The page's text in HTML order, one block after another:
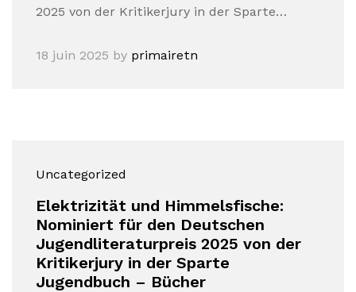
2025 von der Kritikerjury in der Sparte…
18 juin 2025 by primairetn
Uncategorized
Elektrizität und Himmelsfische:
Nominiert für den Deutschen
Jugendliteraturpreis 2025 von der
Kritikerjury in der Sparte
Jugendbuch – Bücher